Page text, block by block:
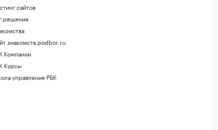
сайтов
знакомств podbor.ru
Компании
Курсы
управления РБК